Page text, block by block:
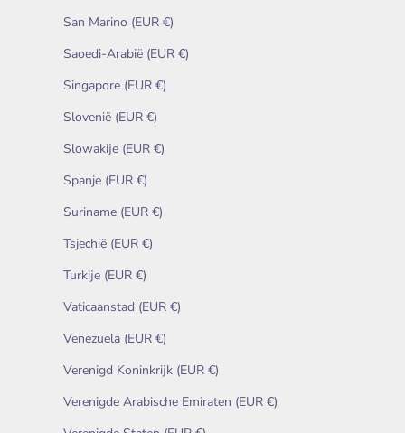
San Marino (EUR €)
Saoedi-Arabië (EUR €)
Singapore (EUR €)
Slovenië (EUR €)
Slowakije (EUR €)
Spanje (EUR €)
Suriname (EUR €)
Tsjechië (EUR €)
Turkije (EUR €)
Vaticaanstad (EUR €)
Venezuela (EUR €)
Verenigd Koninkrijk (EUR €)
Verenigde Arabische Emiraten (EUR €)